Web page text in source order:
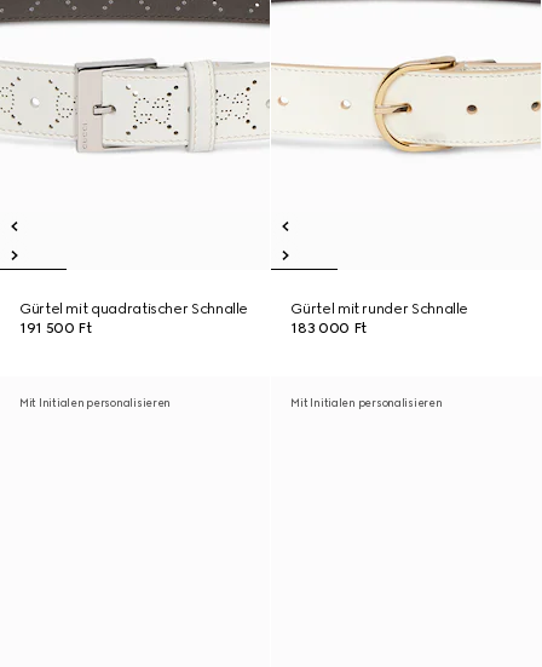
Gürtel mit quadratischer Schnalle
191 500 Ft
Gürtel mit runder Schnalle
183 000 Ft
Mit Initialen personalisieren Mit Initialen personalisieren